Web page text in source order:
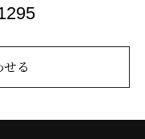
る